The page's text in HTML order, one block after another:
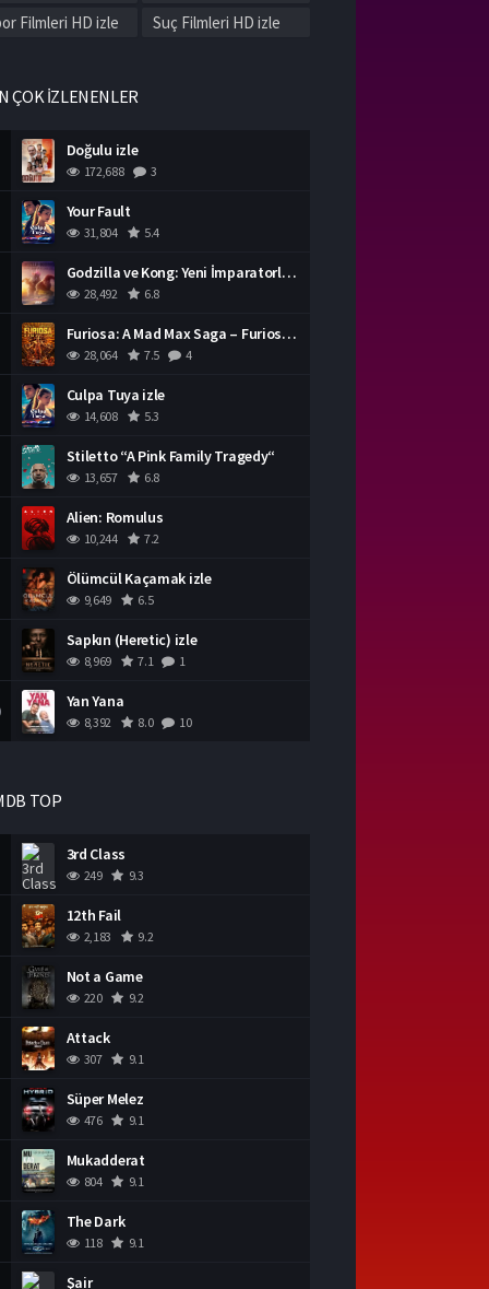
Filmleri HD izle
Suç Filmleri HD izle
Filmleri HD izle
ÇOK İZLENENLER
Doğulu izle
172,688 3
Your Fault
31,804 5.4
Godzilla ve Kong: Yeni İmparatorluk izle
28,492 6.8
Furiosa: A Mad Max Saga – Furiosa Bir Mad Max Destanı
28,064 7.5 4
Culpa Tuya izle
14,608 5.3
Stiletto “A Pink Family Tragedy“
13,657 6.8
Alien: Romulus
10,244 7.2
Ölümcül Kaçamak izle
9,649 6.5
Sapkın (Heretic) izle
8,969 7.1 1
Yan Yana
8,392 8.0 10
TOP
3rd Class
249 9.3
12th Fail
2,183 9.2
Not a Game
220 9.2
Attack
307 9.1
Süper Melez
476 9.1
Mukadderat
804 9.1
The Dark
118 9.1
Şair